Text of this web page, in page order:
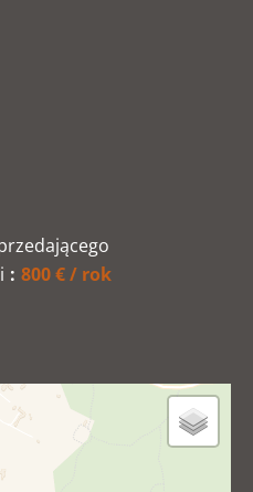
800 € / rok